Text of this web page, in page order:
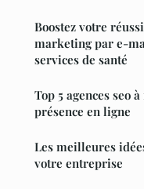
Boostez votre
marketing par e-
services de santé
Top 5 agences seo
présence en ligne
Les meilleures
votre entreprise